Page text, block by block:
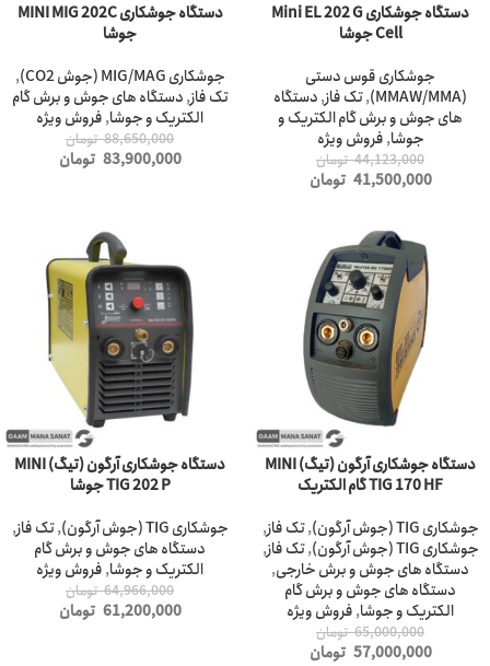
دستگاه جوشکاری Mini EL 202 G
Cell جوشا
جوشکاری قوس دستی
(MMAW/MMA)
,تک فاز,دستگاه
های جوش و برش گام الکتریک و
جوشا,فروش ویژه
44,123,000 تومان
41,500,000 تومان
دستگاه جوشکاری MINI MIG 202C
جوشا
جوشکاری MIG/MAG (جوش CO2)
,
تک فاز,دستگاه های جوش و برش گام
الکتریک و جوشا,فروش ویژه
88,650,000 تومان
83,900,000 تومان
دستگاه جوشکاری آرگون (تیگ) MINI
TIG 170 HF گام الکتریک
جوشکاری TIG (جوش آرگون)
,تک فاز,
جوشکاری TIG (جوش آرگون)
,تک فاز,
دستگاه های جوش و برش خارجی,
دستگاه های جوش و برش گام
الکتریک و جوشا,فروش ویژه
65,000,000 تومان
57,000,000 تومان
دستگاه جوشکاری آرگون (تیگ) MINI
TIG 202 P جوشا
جوشکاری TIG (جوش آرگون)
,تک فاز,
دستگاه های جوش و برش گام
الکتریک و جوشا,فروش ویژه
64,966,000 تومان
61,200,000 تومان